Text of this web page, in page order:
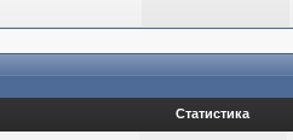
Статистика